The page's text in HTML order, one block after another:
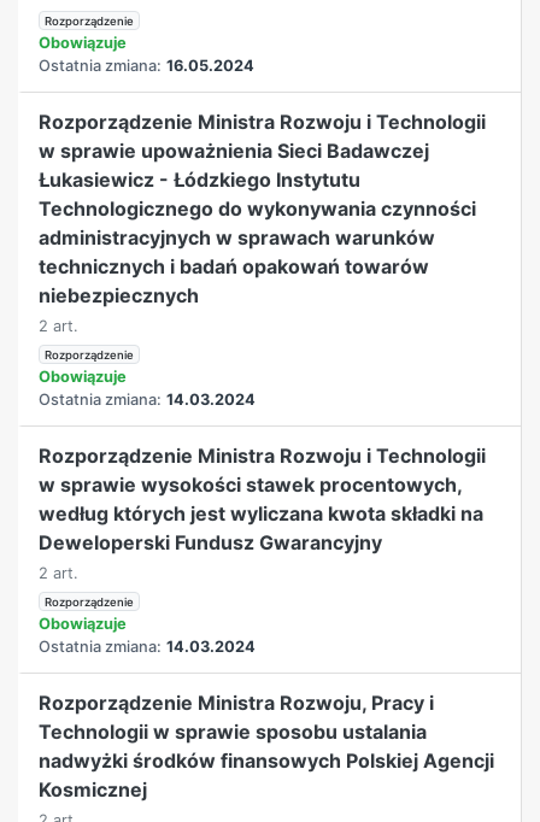
Rozporządzenie
Obowiązuje
Ostatnia zmiana: 16.05.2024
Rozporządzenie Ministra Rozwoju i Technologii
w sprawie upoważnienia Sieci Badawczej
Łukasiewicz - Łódzkiego Instytutu
Technologicznego do wykonywania czynności
administracyjnych w sprawach warunków
technicznych i badań opakowań towarów
niebezpiecznych
2 art.
Rozporządzenie
Obowiązuje
Ostatnia zmiana: 14.03.2024
Rozporządzenie Ministra Rozwoju i Technologii
w sprawie wysokości stawek procentowych,
według których jest wyliczana kwota składki na
Deweloperski Fundusz Gwarancyjny
2 art.
Rozporządzenie
Obowiązuje
Ostatnia zmiana: 14.03.2024
Rozporządzenie Ministra Rozwoju, Pracy i
Technologii w sprawie sposobu ustalania
nadwyżki środków finansowych Polskiej Agencji
Kosmicznej